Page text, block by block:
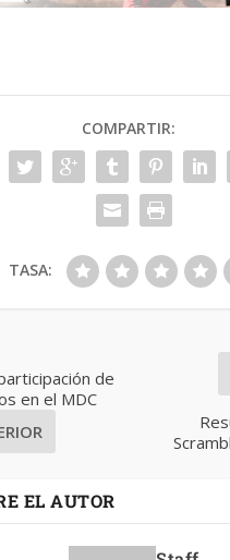
COMPARTIR:
TASA:
de
en el MDC
EL AUTOR